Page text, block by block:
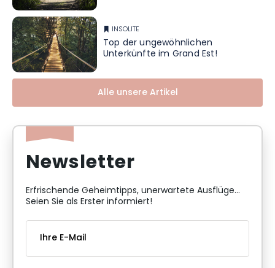
INSOLITE
Top der ungewöhnlichen
Unterkünfte im Grand Est!
Alle unsere Artikel
Newsletter
Erfrischende Geheimtipps, unerwartete Ausflüge...
Seien Sie als Erster informiert!